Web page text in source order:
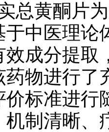
总黄酮片
中医理论
效成分提取
药物进行了
标准进行
机制清晰、